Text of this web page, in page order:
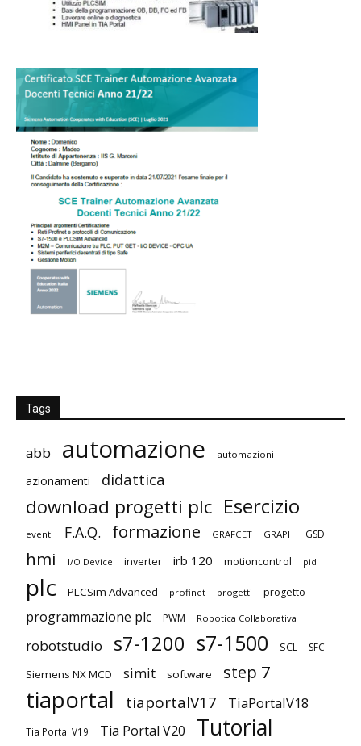
Tags
abb automazione automazioni
azionamenti didattica
download progetti plc Esercizio
eventi F.A.Q. formazione GRAFCET GRAPH GSD
hmi I/O Device inverter irb 120 motioncontrol pid
plc PLCSim Advanced profinet progetti progetto
programmazione plc PWM Robotica Collaborativa
robotstudio s7-1200 s7-1500 SCL SFC
Siemens NX MCD simit software step 7
tiaportal tiaportalV17 TiaPortalV18
Tia Portal V19 Tia Portal V20 Tutorial